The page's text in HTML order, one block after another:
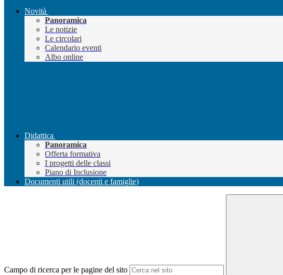
Novità
Panoramica
Le notizie
Le circolari
Calendario eventi
Albo online
Didattica
Panoramica
Offerta formativa
I progetti delle classi
Piano di Inclusione
Documenti utili (docenti e famiglie)
Campo di ricerca per le pagine del sito